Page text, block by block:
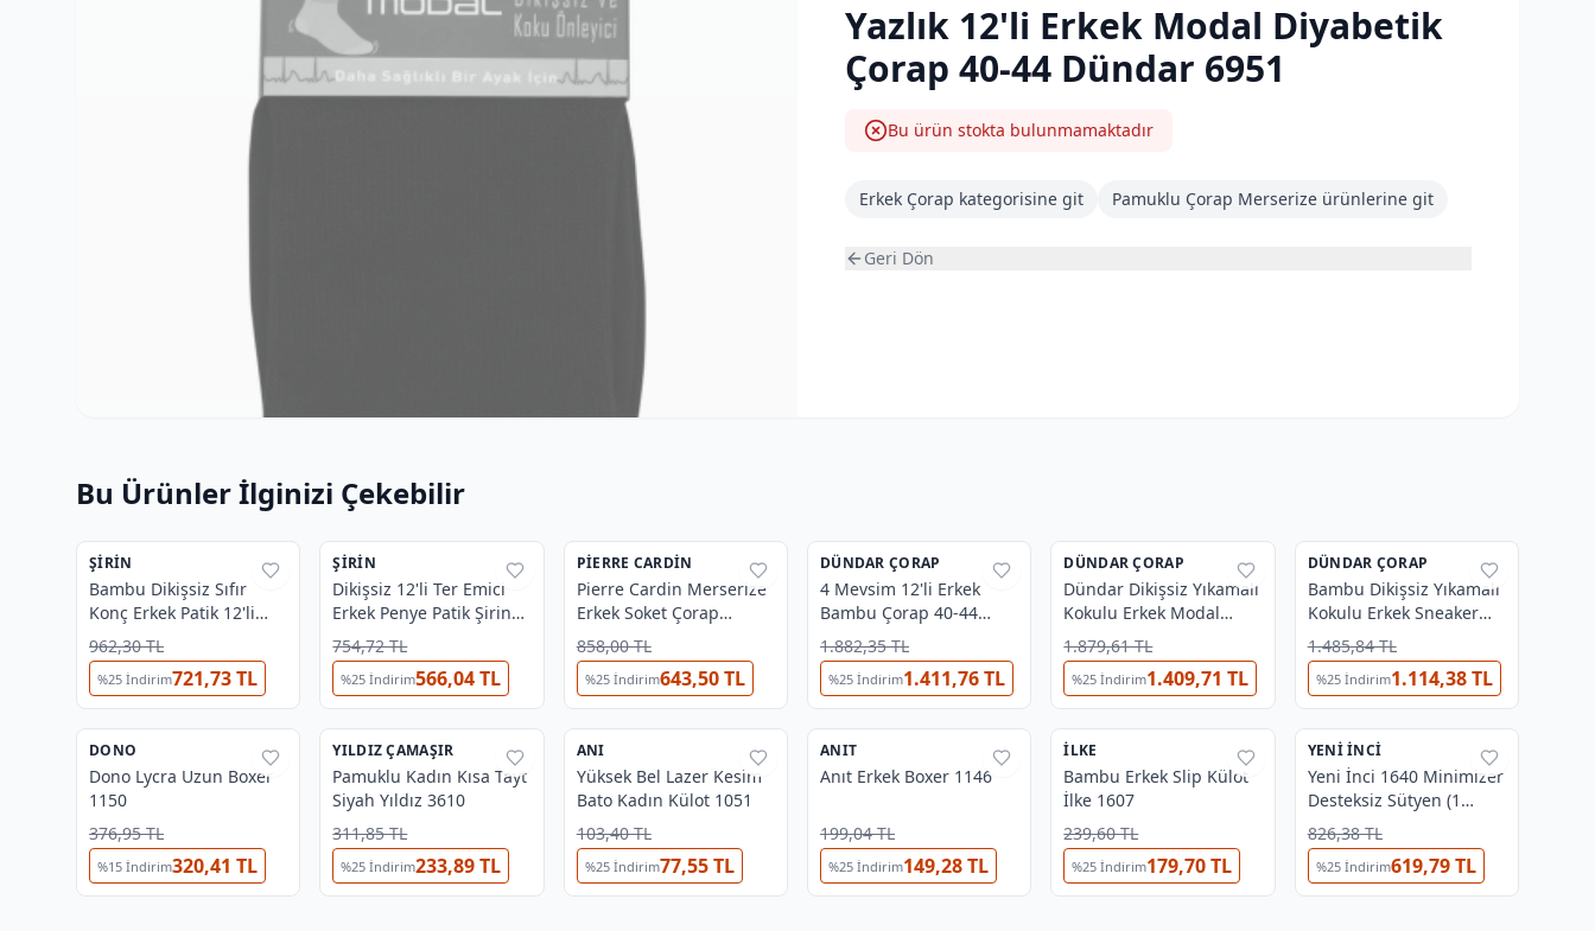
Yazlık 12'li Erkek Modal Diyabetik
Çorap 40-44 Dündar 6951
Bu ürün stokta bulunmamaktadır
Erkek Çorap kategorisine git Pamuklu Çorap Merserize ürünlerine git
Geri Dön
Bu Ürünler İlginizi Çekebilir
%44
ŞIRIN
Bambu Dikişsiz Sıfır
Konç Erkek Patik 12'li
Şirin 7037 - 12 ADET
962,30 TL
%25 İndirim721,73 TL
%44
ŞIRIN
Dikişsiz 12'li Ter Emici
Erkek Penye Patik Şirin
7090-07- 12 ADET
754,72 TL
%25 İndirim566,04 TL
%38
PIERRE CARDIN
Pierre Cardin Merserize
Erkek Soket Çorap
Turuncu
858,00 TL
%25İndirim643,50 TL
%36
DÜNDAR ÇORAP
4 Mevsim 12'li Erkek
Bambu Çorap 40-44
Dündar 5602
1.882,35 TL
%25İndirim1.411,76 TL
%38
DÜNDAR ÇORAP
Dündar Dikişsiz Yıkamalı
Kokulu Erkek Modal
Konç Patik 12'li 0706
1.879,61 TL
%25 İndirim1.409,71 TL
%38
DÜNDAR ÇORAP
Bambu Dikişsiz Yıkamalı
Kokulu Erkek Sneaker
12'li Dündar 6883
1.485,84 TL
%25İndirim1.114,38 TL
%27
⭐Yıldız Fırsat
4
DONO
Dono Lycra Uzun Boxer
1150
376,95 TL
%15 İndirim320,41 TL
%37
YILDIZ ÇAMAŞIR
Pamuklu Kadın Kısa Tayt
Siyah Yıldız 3610
311,85 TL
%25 İndirim233,89 TL
%37
3
ANI
Yüksek Bel Lazer Kesim
Bato Kadın Külot 1051
103,40 TL
%25İndirim77,55 TL
%31
5
ANIT
Anıt Erkek Boxer 1146
199,04 TL
%25İndirim149,28 TL
%41
4
İLKE
Bambu Erkek Slip Külot
İlke 1607
239,60 TL
%25 İndirim179,70 TL
%27
3
YENI İNCI
Yeni İnci 1640 Minimizer
Desteksiz Sütyen (1
Beden Küçültür)
826,38 TL
%25İndirim619,79 TL